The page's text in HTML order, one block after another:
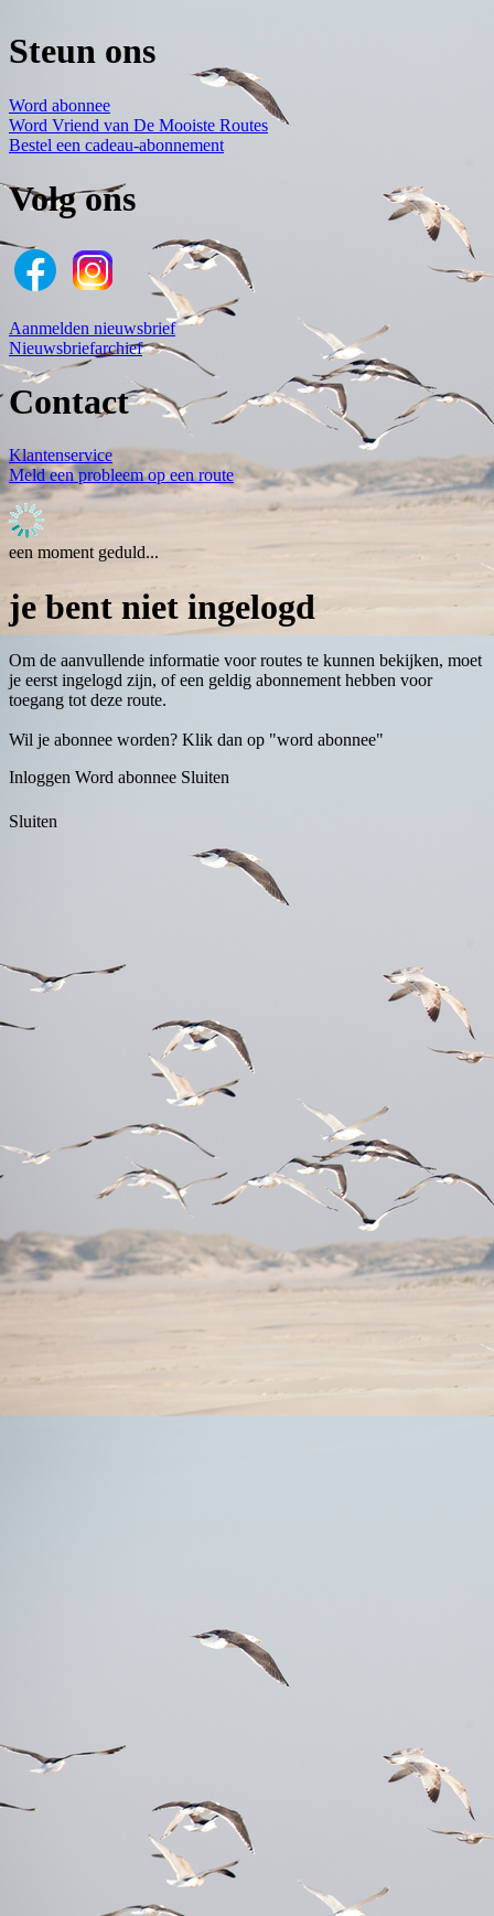
Steun ons
Word abonnee
Word Vriend van De Mooiste Routes
Bestel een cadeau-abonnement
Volg ons
Aanmelden nieuwsbrief
Nieuwsbriefarchief
Contact
Klantenservice
Meld een probleem op een route
een moment geduld...
je bent niet ingelogd
Om de aanvullende informatie voor routes te kunnen bekijken, moet
je eerst ingelogd zijn, of een geldig abonnement hebben voor
toegang tot deze route.
Wil je abonnee worden? Klik dan op "word abonnee"
Inloggen Word abonnee Sluiten
Sluiten